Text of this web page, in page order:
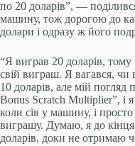
по 20 доларів”, —
машину, тож дорогою до
долари і одразу ж його
“Я виграв 20 доларів,
свій виграш. Я вагався,
10 доларів, але мій погляд
Bonus Scratch Multiplier”, і
коли сів у машину, і
виграшу. Думаю, я до
доларів, доки не отримаю